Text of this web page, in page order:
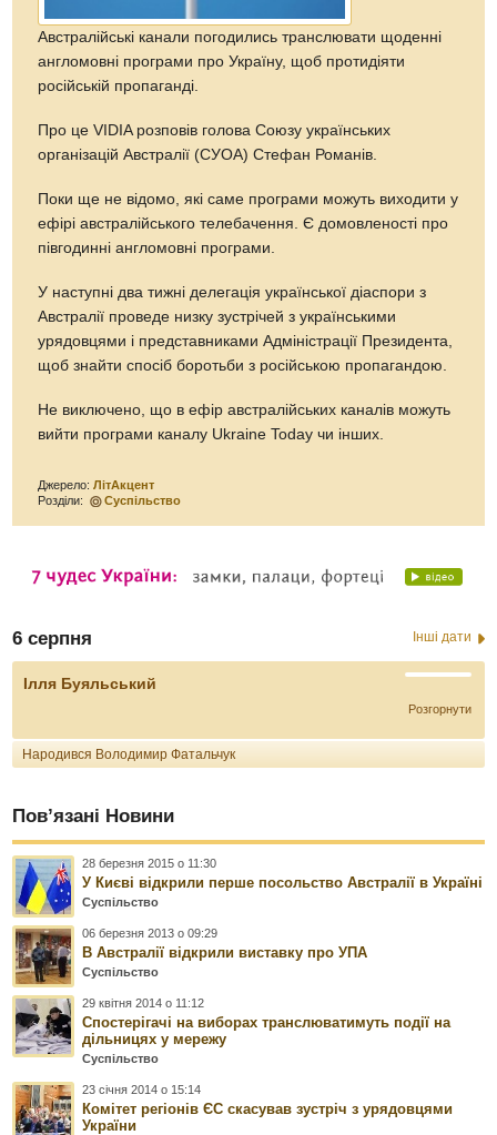
Австралійські канали погодились транслювати щоденні
англомовні програми про Україну, щоб протидіяти
російській пропаганді.
Про це VIDIA розповів голова Союзу українських
організацій Австралії (СУОА) Стефан Романів.
Поки ще не відомо, які саме програми можуть виходити у
ефірі австралійського телебачення. Є домовленості про
півгодинні англомовні програми.
У наступні два тижні делегація української діаспори з
Австралії проведе низку зустрічей з українськими
урядовцями і представниками Адміністрації Президента,
щоб знайти спосіб боротьби з російською пропагандою.
Не виключено, що в ефір австралійських каналів можуть
вийти програми каналу Ukraine Today чи інших.
Джерело:ЛітАкцент
Розділи:
Суспільство
6 серпня Інші дати
Ілля Буяльський
Розгорнути
Народився Володимир Фатальчук
Пов’язані Новини
28 березня 2015 о 11:30
У Києві відкрили перше посольство Австралії в Україні
Суспільство
06 березня 2013 о 09:29
В Австралії відкрили виставку про УПА
Суспільство
29 квітня 2014 о 11:12
Спостерігачі на виборах транслюватимуть події на
дільницях у мережу
Суспільство
23 січня 2014 о 15:14
Комітет регіонів ЄС скасував зустріч з урядовцями
України